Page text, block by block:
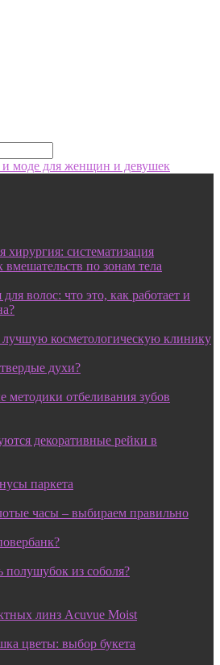
и моде для женщин и девушек
хирургия: систематизация
по зонам тела
волос: что это, как работает и
косметологическую клинику
духи?
методики отбеливания зубов
декоративные рейки в
паркета
часы – выбираем правильно
полушубок из соболя?
линз Acuvue Moist
цветы: выбор букета